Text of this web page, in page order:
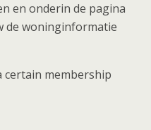
en onderin de pagina
de woninginformatie
certain membership